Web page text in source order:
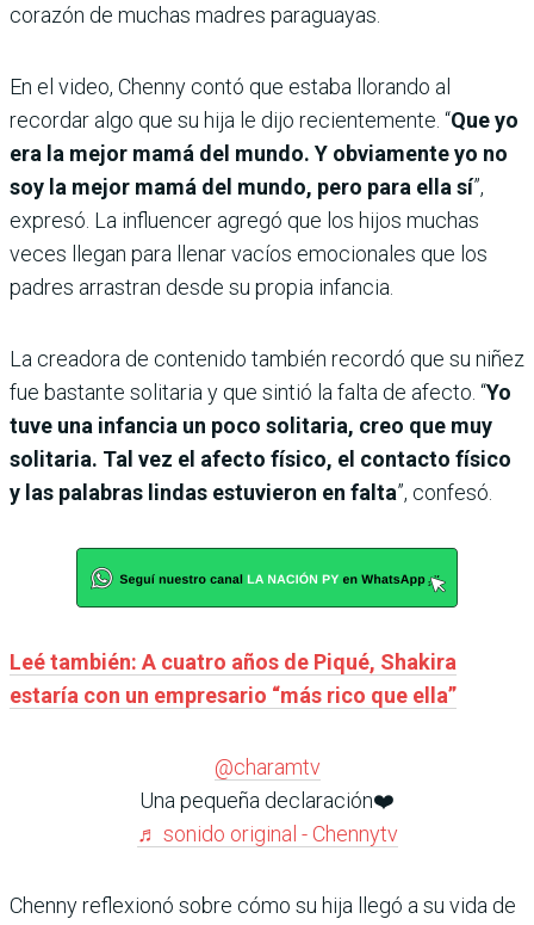
corazón de muchas madres paraguayas.
En el video, Chenny contó que estaba llorando al
recordar algo que su hija le dijo recientemente. “Que yo
era la mejor mamá del mundo. Y obviamente yo no
soy la mejor mamá del mundo, pero para ella sí”,
expresó. La influencer agregó que los hijos muchas
veces llegan para llenar vacíos emocionales que los
padres arrastran desde su propia infancia.
La creadora de contenido también recordó que su niñez
fue bastante solitaria y que sintió la falta de afecto. “Yo
tuve una infancia un poco solitaria, creo que muy
solitaria. Tal vez el afecto físico, el contacto físico
y las palabras lindas estuvieron en falta”, confesó.
Leé también: A cuatro años de Piqué, Shakira
estaría con un empresario “más rico que ella”
@charamtv
Una pequeña declaración❤️
♬ sonido original - Chennytv
Chenny reflexionó sobre cómo su hija llegó a su vida de